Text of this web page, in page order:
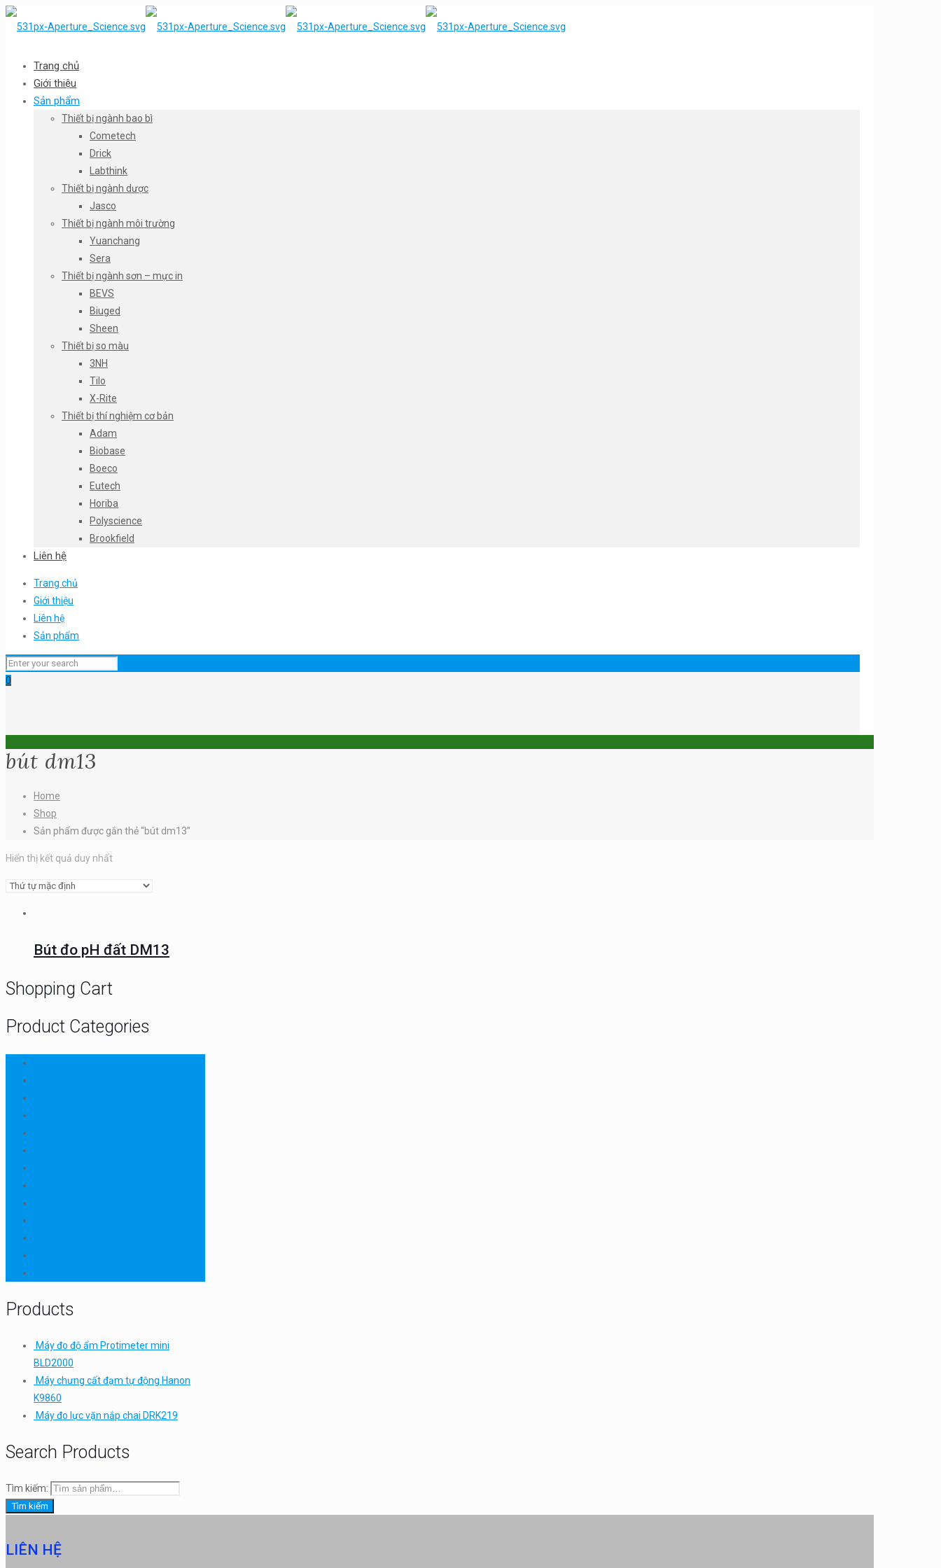
Trang chủ
Giới thiệu
Sản phẩm
Thiết bị ngành bao bì
Cometech
Drick
Labthink
Thiết bị ngành dược
Jasco
Thiết bị ngành môi trường
Yuanchang
Sera
Thiết bị ngành sơn – mực in
BEVS
Biuged
Sheen
Thiết bị so màu
3NH
Tilo
X-Rite
Thiết bị thí nghiệm cơ bản
Adam
Biobase
Boeco
Eutech
Horiba
Polyscience
Brookfield
Liên hệ
Trang chủ
Giới thiệu
Liên hệ
Sản phẩm
0
bút dm13
Home
Shop
Sản phẩm được gắn thẻ “bút dm13”
Hiển thị kết quả duy nhất
Bút đo pH đất DM13
Shopping Cart
Product Categories
Products
Máy đo độ ẩm Protimeter mini
BLD2000
Máy chưng cất đạm tự động Hanon
K9860
Máy đo lực vặn nắp chai DRK219
Search Products
Tìm kiếm:
Tìm kiếm
LIÊN HỆ